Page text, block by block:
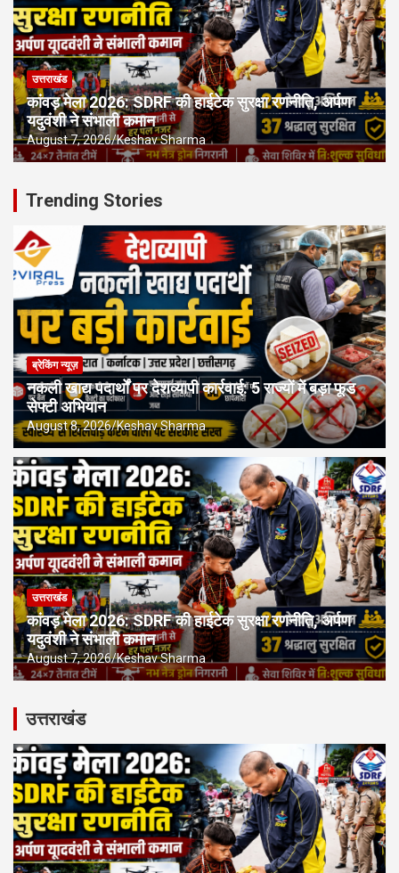
उत्तराखंड
कांवड़ मेला 2026: SDRF की हाईटेक सुरक्षा रणनीति, अर्पण
यदुवंशी ने संभाली कमान
August 7, 2026 Keshav Sharma
Trending Stories
ब्रेकिंग न्यूज़
नकली खाद्य पदार्थों पर देशव्यापी कार्रवाई: 5 राज्यों में बड़ा फूड
सेफ्टी अभियान
August 8, 2026 Keshav Sharma
उत्तराखंड
कांवड़ मेला 2026: SDRF की हाईटेक सुरक्षा रणनीति, अर्पण
यदुवंशी ने संभाली कमान
August 7, 2026 Keshav Sharma
उत्तराखंड